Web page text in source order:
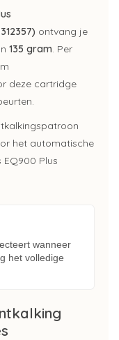
ontvang je
135 gram. Per
deze cartridge
het automatische
Plus
wanneer
het volledige